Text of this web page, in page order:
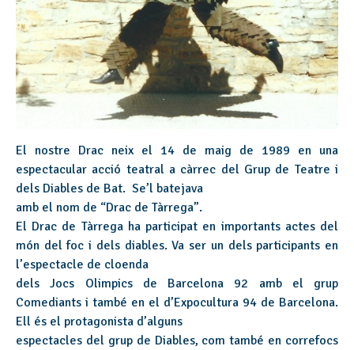
El nostre Drac neix el 14 de maig de 1989 en una
espectacular acció teatral a càrrec del Grup de Teatre i
dels Diables de Bat. Se’l batejava
amb el nom de “Drac de Tàrrega”.
El Drac de Tàrrega ha participat en importants actes del
món del foc i dels diables. Va ser un dels participants en
l’espectacle de cloenda
dels Jocs Olimpics de Barcelona 92 amb el grup
Comediants i també en el d’Expocultura 94 de Barcelona.
Ell és el protagonista d’alguns
espectacles del grup de Diables, com també en correfocs